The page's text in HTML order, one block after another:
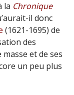
la Chronique
il donc
(1621-1695) de
des
masse et de ses
un peu plus